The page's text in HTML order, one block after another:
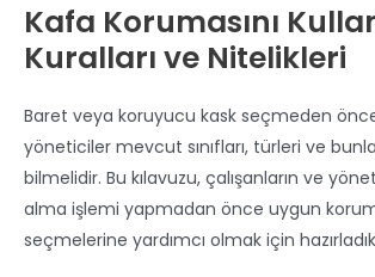
Kafa Korumasını
Kuralları ve Nitelikleri
Baret veya koruyucu kask seçmeden
yöneticiler mevcut sınıfları, türleri ve
bilmelidir. Bu kılavuzu, çalışanların ve
alma işlemi yapmadan önce uygun
seçmelerine yardımcı olmak için